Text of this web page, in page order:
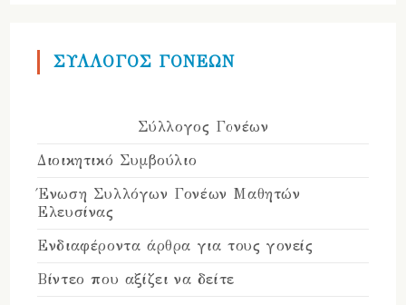
ΣΥΛΛΟΓΟΣ ΓΟΝΕΩΝ
Σύλλογος Γονέων
Διοικητικό Συμβούλιο
Ένωση Συλλόγων Γονέων Μαθητών
Ελευσίνας
Ενδιαφέροντα άρθρα για τους γονείς
Βίντεο που αξίζει να δείτε